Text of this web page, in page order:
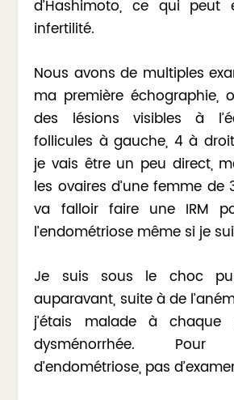
d’Hashimoto, ce qui peut
infertilité.
Nous avons de multiples
ma première échographie,
des lésions visibles à
follicules à gauche, 4 à
je vais être un peu direct,
les ovaires d’une femme de
va falloir faire une IRM
l’endométriose même si je
Je suis sous le choc
auparavant, suite à de
j’étais malade à chaque
dysménorrhée.
d’endométriose, pas